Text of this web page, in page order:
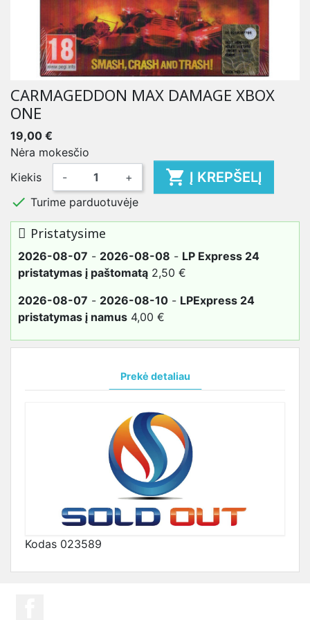
CARMAGEDDON MAX DAMAGE XBOX
ONE
19,00 €
Nėra mokesčio
Kiekis
- +  Į KREPŠELĮ
 Turime parduotuvėje
Pristatysime
2026-08-07 - 2026-08-08 - LP Express 24
pristatymas į paštomatą 2,50 €
2026-08-07 - 2026-08-10 - LPExpress 24
pristatymas į namus 4,00 €
Prekė detaliau
Kodas 023589